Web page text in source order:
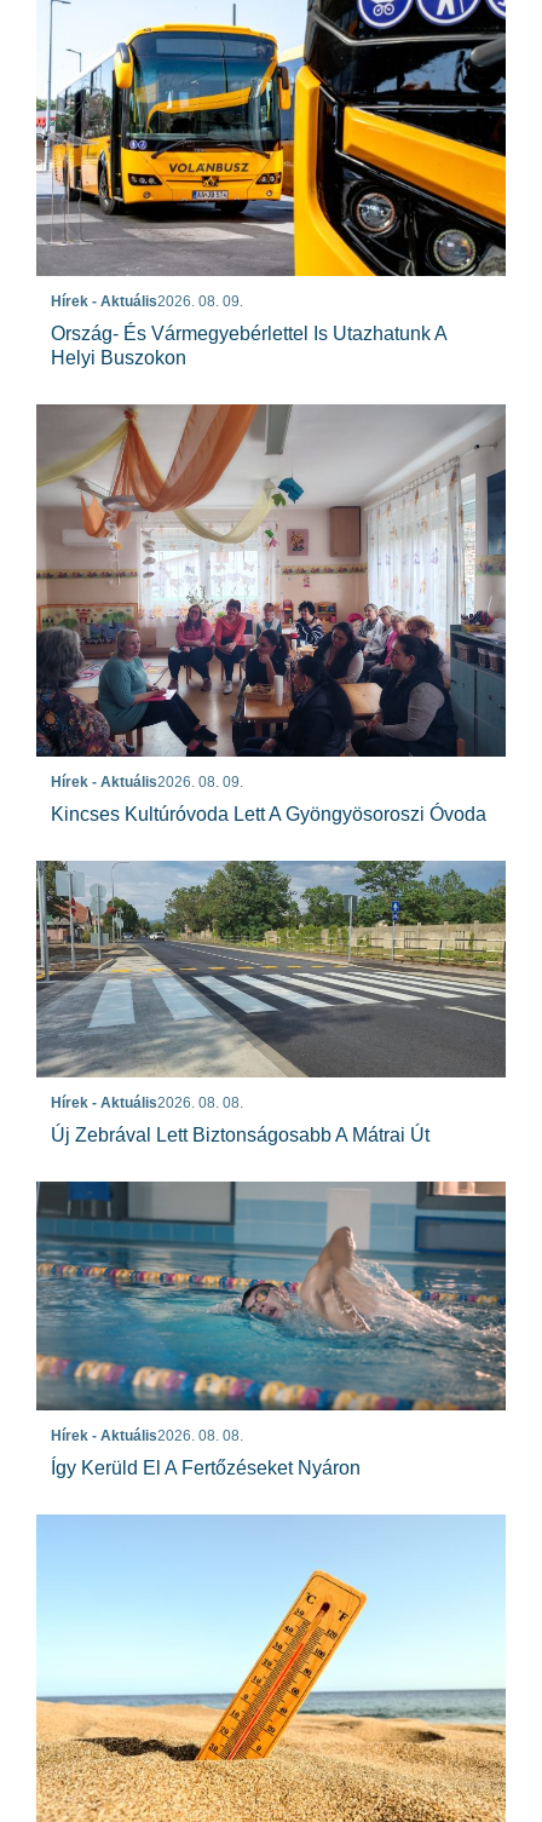
Hírek - Aktuális2026. 08. 09.
Ország- És Vármegyebérlettel Is Utazhatunk A
Helyi Buszokon
Hírek - Aktuális2026. 08. 09.
Kincses Kultúróvoda Lett A Gyöngyösoroszi Óvoda
Hírek - Aktuális2026. 08. 08.
Új Zebrával Lett Biztonságosabb A Mátrai Út
Hírek - Aktuális2026. 08. 08.
Így Kerüld El A Fertőzéseket Nyáron